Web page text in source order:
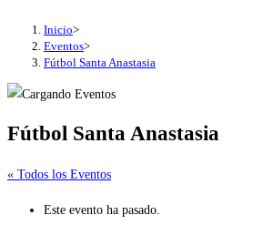
Inicio>
Eventos>
Fútbol Santa Anastasia
Fútbol Santa Anastasia
« Todos los Eventos
Este evento ha pasado.